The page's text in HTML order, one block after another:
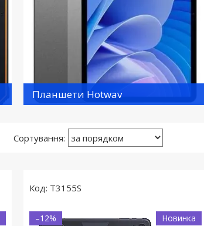
Планшети Hotwav
T3155S
Новинка
–12%